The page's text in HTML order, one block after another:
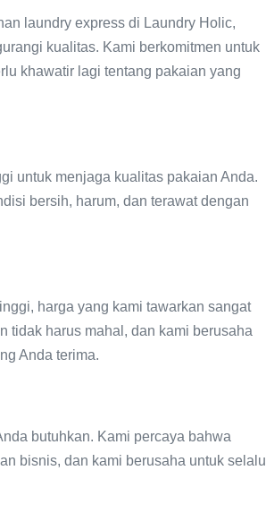
laundry express di Laundry Holic,
kualitas. Kami berkomitmen untuk
khawatir lagi tentang pakaian yang
untuk menjaga kualitas pakaian Anda.
bersih, harum, dan terawat dengan
harga yang kami tawarkan sangat
tidak harus mahal, dan kami berusaha
Anda terima.
butuhkan. Kami percaya bahwa
bisnis, dan kami berusaha untuk selalu